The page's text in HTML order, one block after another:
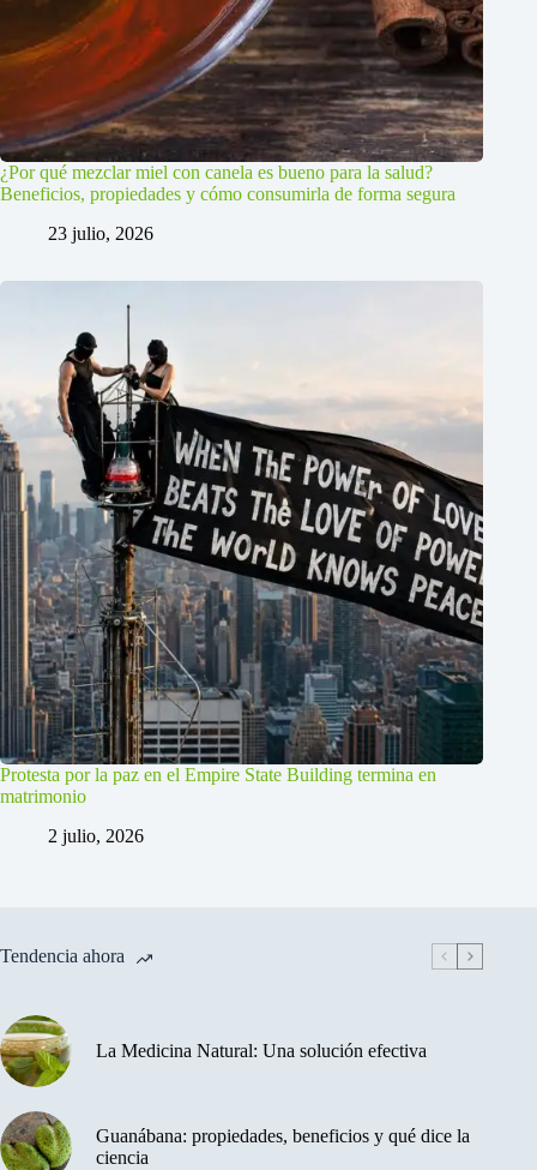
¿Por qué mezclar miel con canela es bueno para la salud?
Beneficios, propiedades y cómo consumirla de forma segura
23 julio, 2026
Protesta por la paz en el Empire State Building termina en
matrimonio
2 julio, 2026
Tendencia ahora
La Medicina Natural: Una solución efectiva
Guanábana: propiedades, beneficios y qué dice la
ciencia